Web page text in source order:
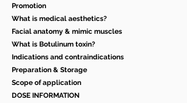
Promotion
What is medical aesthetics?
Facial anatomy & mimic muscles
What is Botulinum toxin?
Indications and contraindications
Preparation & Storage
Scope of application
DOSE INFORMATION